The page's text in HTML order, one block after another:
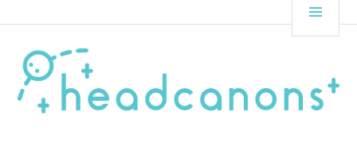
para
conteúdo
HEADCANONS